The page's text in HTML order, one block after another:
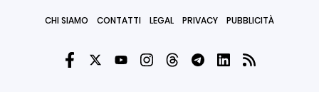
CHI SIAMO CONTATTI LEGAL PRIVACY PUBBLICITÀ